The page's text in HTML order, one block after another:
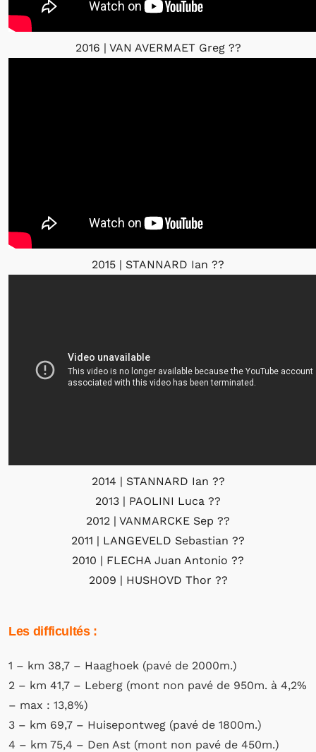
2016 | VAN AVERMAET Greg ??
2015 | STANNARD Ian ??
2014 | STANNARD Ian ??
2013 | PAOLINI Luca ??
2012 | VANMARCKE Sep ??
2011 | LANGEVELD Sebastian ??
2010 | FLECHA Juan Antonio ??
2009 | HUSHOVD Thor ??
Les difficultés :
1 – km 38,7 – Haaghoek (pavé de 2000m.)
2 – km 41,7 – Leberg (mont non pavé de 950m. à 4,2%
– max : 13,8%)
3 – km 69,7 – Huisepontweg (pavé de 1800m.)
4 – km 75,4 – Den Ast (mont non pavé de 450m.)